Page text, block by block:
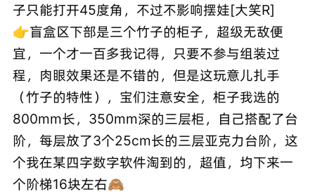
子只能打开45度角，不过不影响摆娃[大笑R]
👉盲盒区下部是三个竹子的柜子，超级无敌便
宜，一个才一百多我记得，只要不参与组装过
程，肉眼效果还是不错的，但是这玩意儿扎手
（竹子的特性），宝们注意安全，柜子我选的
800mm长，350mm深的三层柜，自己搭配了台
阶，每层放了3个25cm长的三层亚克力台阶，这
个我在某四字数字软件淘到的，超值，均下来一
个阶梯16块左右🙈